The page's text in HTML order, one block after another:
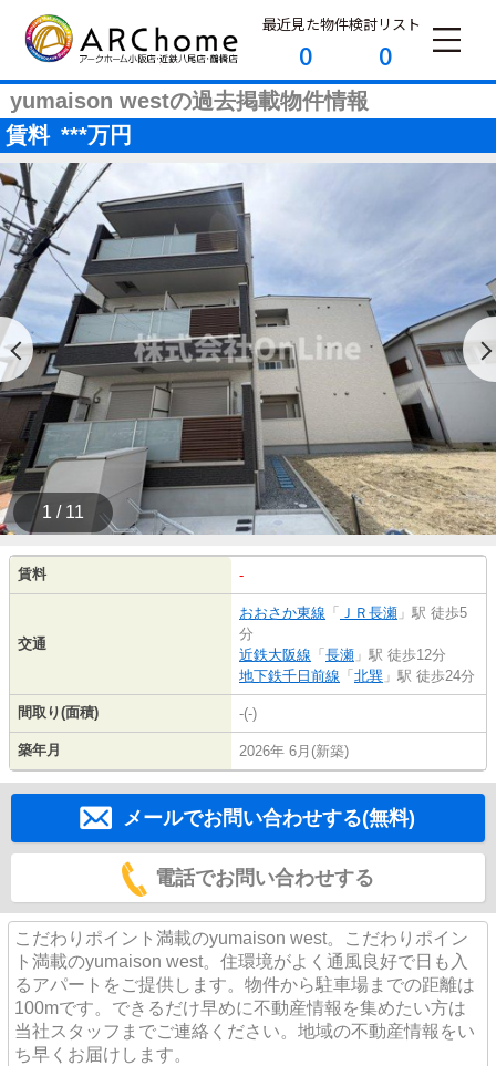
最近見た物件
0
検討リスト
0
yumaison westの過去掲載物件情報
賃料 ***万円
1 / 11
賃料 -
交通
おおさか東線 「 ＪＲ長瀬 」駅 徒歩5
分
近鉄大阪線 「 長瀬 」駅 徒歩12分
地下鉄千日前線 「 北巽 」駅 徒歩24分
間取り(面積) -(-)
築年月 2026年 6月(新築)
メールでお問い合わせする(無料)
電話でお問い合わせする
こだわりポイント満載のyumaison west。こだわりポイン
ト満載のyumaison west。住環境がよく通風良好で日も入
るアパートをご提供します。物件から駐車場までの距離は
100mです。できるだけ早めに不動産情報を集めたい方は
当社スタッフまでご連絡ください。地域の不動産情報をい
ち早くお届けします。